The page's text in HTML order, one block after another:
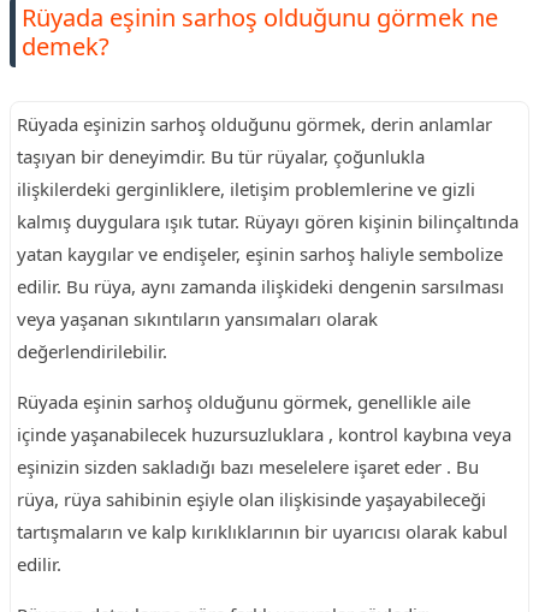
Rüyada eşinin sarhoş olduğunu görmek ne
demek?
Rüyada eşinizin sarhoş olduğunu görmek, derin anlamlar
taşıyan bir deneyimdir. Bu tür rüyalar, çoğunlukla
ilişkilerdeki gerginliklere, iletişim problemlerine ve gizli
kalmış duygulara ışık tutar. Rüyayı gören kişinin bilinçaltında
yatan kaygılar ve endişeler, eşinin sarhoş haliyle sembolize
edilir. Bu rüya, aynı zamanda ilişkideki dengenin sarsılması
veya yaşanan sıkıntıların yansımaları olarak
değerlendirilebilir.
Rüyada eşinin sarhoş olduğunu görmek, genellikle aile
içinde yaşanabilecek huzursuzluklara , kontrol kaybına veya
eşinizin sizden sakladığı bazı meselelere işaret eder . Bu
rüya, rüya sahibinin eşiyle olan ilişkisinde yaşayabileceği
tartışmaların ve kalp kırıklıklarının bir uyarıcısı olarak kabul
edilir.